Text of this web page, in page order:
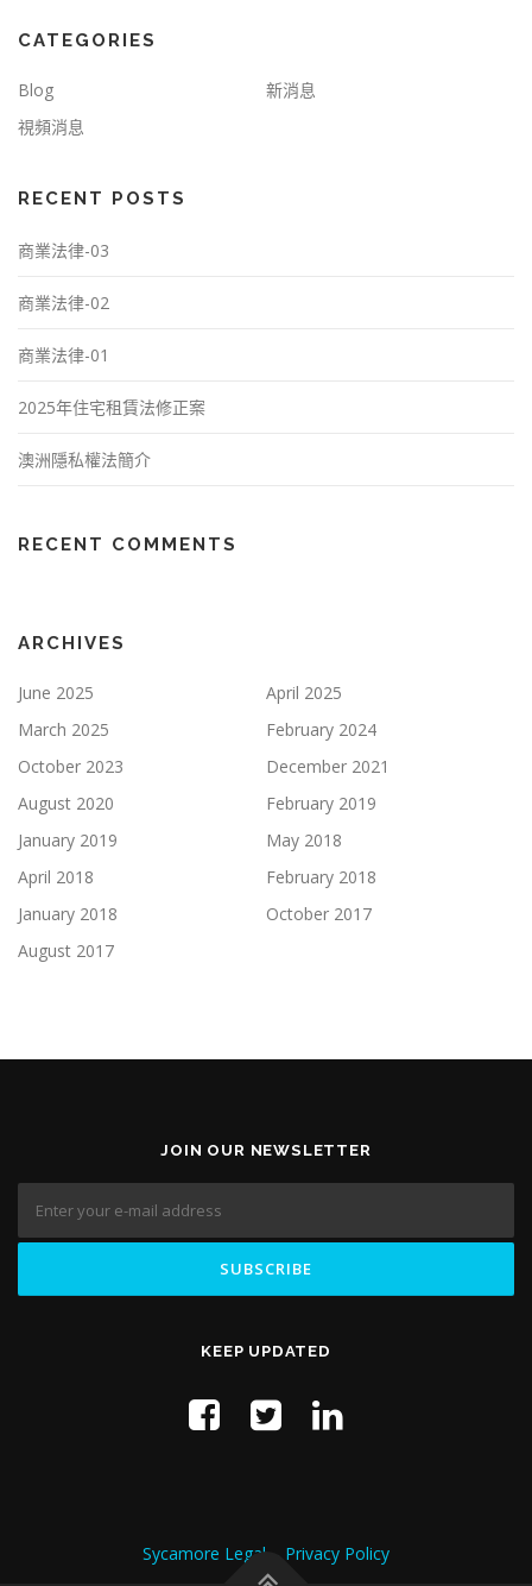
CATEGORIES
Blog
新消息
視頻消息
RECENT POSTS
商業法律-03
商業法律-02
商業法律-01
2025年住宅租賃法修正案
澳洲隱私權法簡介
RECENT COMMENTS
ARCHIVES
June 2025
April 2025
March 2025
February 2024
October 2023
December 2021
August 2020
February 2019
January 2019
May 2018
April 2018
February 2018
January 2018
October 2017
August 2017
JOIN OUR NEWSLETTER
KEEP UPDATED
Sycamore Legal – Privacy Policy